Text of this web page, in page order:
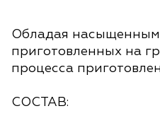
Обладая насыщенным
приготовленных на
процесса
СОСТАВ: